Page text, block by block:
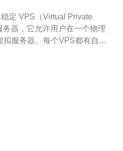
Private
器，它允许用户在一个物理
拟服务器。每个VPS都有自己